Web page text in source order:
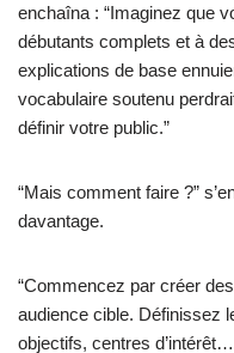
enchaîna : “Imaginez que
débutants complets et à
explications de base
vocabulaire soutenu
définir votre public.”
“Mais comment faire ?”
davantage.
“Commencez par créer
audience cible. Définissez
objectifs, centres